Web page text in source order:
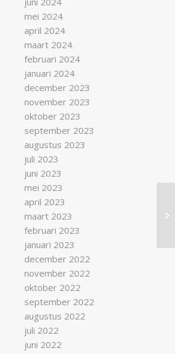
mei 2024
april 2024
maart 2024
februari 2024
januari 2024
december 2023
november 2023
oktober 2023
september 2023
augustus 2023
juli 2023
juni 2023
mei 2023
april 2023
maart 2023
februari 2023
januari 2023
december 2022
november 2022
oktober 2022
september 2022
augustus 2022
juli 2022
juni 2022